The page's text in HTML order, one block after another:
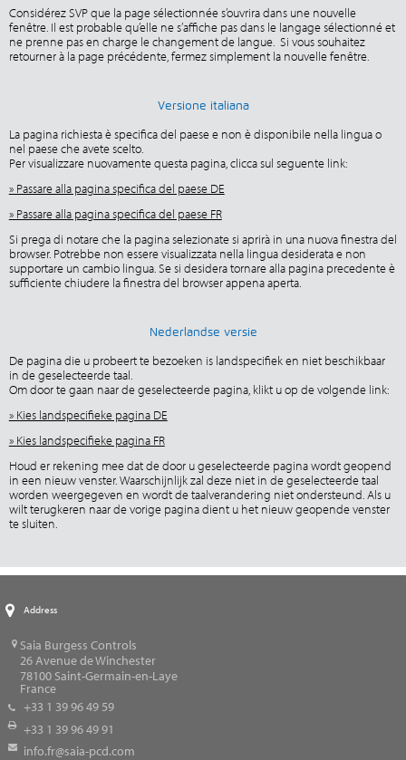
Considérez SVP que la page sélectionnée s’ouvrira dans une nouvelle
fenêtre. Il est probable qu’elle ne s’affiche pas dans le langage sélectionné et
ne prenne pas en charge le changement de langue. Si vous souhaitez
retourner à la page précédente, fermez simplement la nouvelle fenêtre.
Versione italiana
La pagina richiesta è specifica del paese e non è disponibile nella lingua o
nel paese che avete scelto.
Per visualizzare nuovamente questa pagina, clicca sul seguente link:
» Passare alla pagina specifica del paese DE
» Passare alla pagina specifica del paese FR
Si prega di notare che la pagina selezionate si aprirà in una nuova finestra del
browser. Potrebbe non essere visualizzata nella lingua desiderata e non
supportare un cambio lingua. Se si desidera tornare alla pagina precedente è
sufficiente chiudere la finestra del browser appena aperta.
Nederlandse versie
De pagina die u probeert te bezoeken is landspecifiek en niet beschikbaar
in de geselecteerde taal.
Om door te gaan naar de geselecteerde pagina, klikt u op de volgende link:
» Kies landspecifieke pagina DE
» Kies landspecifieke pagina FR
Houd er rekening mee dat de door u geselecteerde pagina wordt geopend
in een nieuw venster. Waarschijnlijk zal deze niet in de geselecteerde taal
worden weergegeven en wordt de taalverandering niet ondersteund. Als u
wilt terugkeren naar de vorige pagina dient u het nieuw geopende venster
te sluiten.
Address
Saia Burgess Controls
26 Avenue de Winchester
78100 Saint-Germain-en-Laye
France
+33 1 39 96 49 59
+33 1 39 96 49 91
info.fr@saia-pcd.com